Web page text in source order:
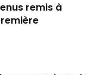
remis à